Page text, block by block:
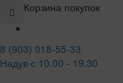
Корзина покупок
8 (903) 018-55-33
Надув с 10.00 - 19.30